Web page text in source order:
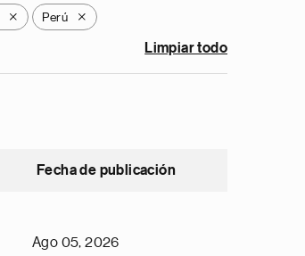
X Perú X
Limpiar todo
Fecha de publicación
Ago 05, 2026